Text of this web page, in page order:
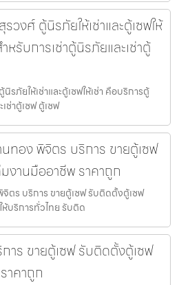
งศ์ ตู้นิรภัยให้เช่าและตู้เซฟให้
รับการเช่าตู้นิรภัยและเช่าตู้
ภัยให้เช่าและตู้เซฟให้เช่า คือบริการตู้
ช่าตู้เซฟ ตู้เซฟ
ทอง พิจิตร บริการ ขายตู้เซฟ
านมืออาชีพ ราคาถูก
ตร บริการ ขายตู้เซฟ รับติดตั้งตู้เซฟ
บริการทั่วไทย รับติด
าร ขายตู้เซฟ รับติดตั้งตู้เซฟ
าคาถูก